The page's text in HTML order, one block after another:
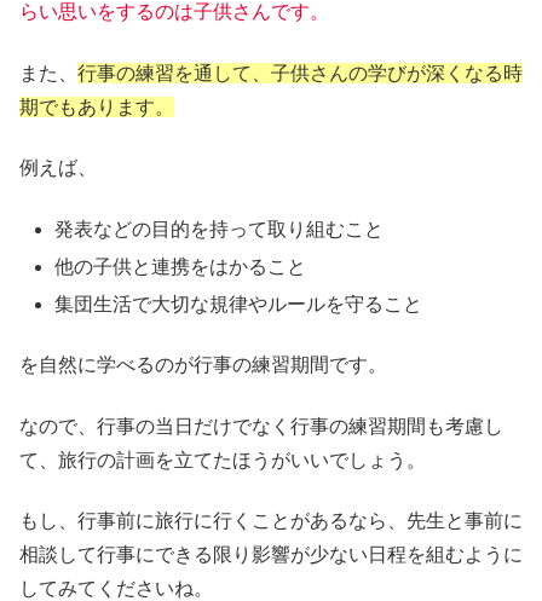
らい思いをするのは子供さんです。
また、 行事の練習を通して、子供さんの学びが深くなる時
期でもあります。
例えば、
発表などの目的を持って取り組むこと
他の子供と連携をはかること
集団生活で大切な規律やルールを守ること
を自然に学べるのが行事の練習期間です。
なので、行事の当日だけでなく行事の練習期間も考慮し
て、旅行の計画を立てたほうがいいでしょう。
もし、行事前に旅行に行くことがあるなら、先生と事前に
相談して行事にできる限り影響が少ない日程を組むように
してみてくださいね。